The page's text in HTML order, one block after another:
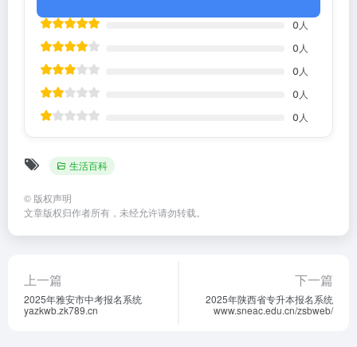
0 人
0 人
0 人
0 人
0 人
生活百科
© 版权声明
文章版权归作者所有，未经允许请勿转载。
上一篇
2025年雅安市中考报名系统
yazkwb.zk789.cn
下一篇
2025年陕西省专升本报名系统
www.sneac.edu.cn/zsbweb/